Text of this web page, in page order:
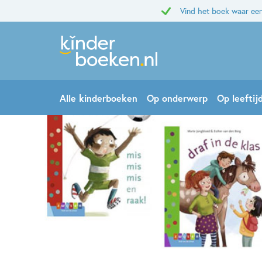
Vind het boek waar
Alle kinderboeken Op onderwerp Op